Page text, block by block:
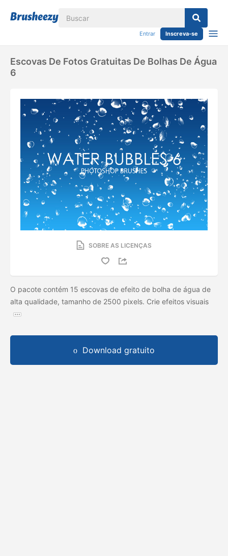
Entrar Inscreva-se
Escovas De Fotos Gratuitas De Bolhas De Água
6
SOBRE AS LICENÇAS
O pacote contém 15 escovas de efeito de bolha de água de
alta qualidade, tamanho de 2500 pixels. Crie efeitos visuais
Download gratuito